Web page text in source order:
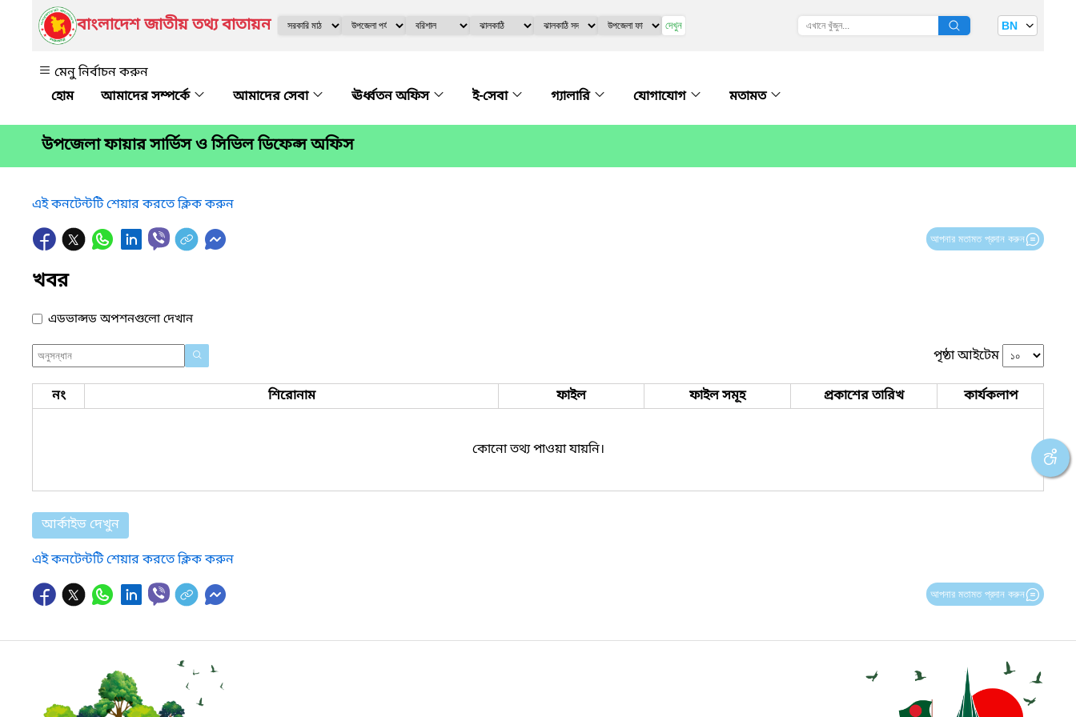
বাংলাদেশ জাতীয় তথ্য বাতায়ন দেখুন BN
মেনু নির্বাচন করুন
আমাদের সম্পর্কে
আমাদের সেবা ঊর্ধ্বতন অফিস ই-সেবা গ্যালারি যোগাযোগ মতামত
উপজেলা ফায়ার সার্ভিস ও সিভিল ডিফেন্স অফিস
এই কনটেন্টটি শেয়ার করতে ক্লিক করুন
আপনার মতামত প্রদান করুন
খবর
এডভান্সড অপশনগুলো দেখান
পৃষ্ঠা আইটেম
নং শিরোনাম ফাইল ফাইল সমূহ প্রকাশের তারিখ কার্যকলাপ
কোনো তথ্য পাওয়া যায়নি।
আর্কাইভ দেখুন
এই কনটেন্টটি শেয়ার করতে ক্লিক করুন
আপনার মতামত প্রদান করুন